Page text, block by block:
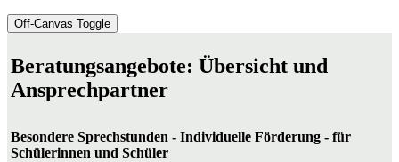
Off-Canvas Toggle
Beratungsangebote: Übersicht und
Ansprechpartner
Besondere Sprechstunden - Individuelle Förderung - für
Schülerinnen und Schüler